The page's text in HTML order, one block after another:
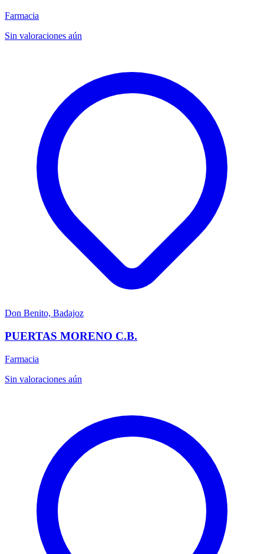
Farmacia
Sin valoraciones aún
Don Benito, Badajoz
PUERTAS MORENO C.B.
Farmacia
Sin valoraciones aún